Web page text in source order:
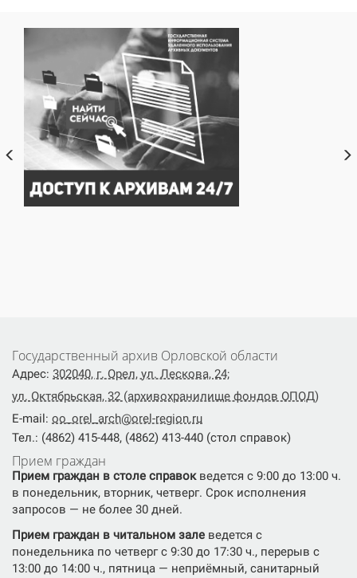
Государственный архив Орловской области
Адрес: 302040, г. Орел, ул. Лескова, 24;
ул. Октябрьская, 32 (архивохранилище фондов ОПОД)
E-mail: oo_orel_arch@orel-region.ru
Тел.: (4862) 415-448, (4862) 413-440 (стол справок)
Прием граждан
Прием граждан в столе справокведется с 9:00 до 13:00 ч.
в понедельник, вторник, четверг. Срок исполнения
запросов — не более 30 дней.
Прием граждан в читальном зале ведется с
понедельника по четверг с 9:30 до 17:30 ч., перерыв с
13:00 до 14:00 ч., пятница — неприёмный, санитарный